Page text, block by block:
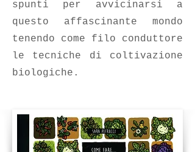
spunti per avvicinarsi a
questo affascinante mondo
tenendo come filo conduttore
le tecniche di coltivazione
biologiche.